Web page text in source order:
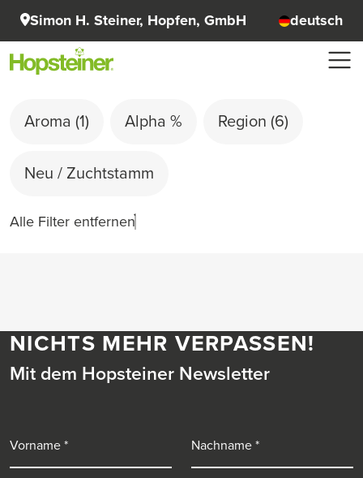
Simon H. Steiner, Hopfen, GmbH deutsch
Aroma (1) Alpha % Region (6)
Neu / Zuchtstamm
Alle Filter entfernen
NICHTS MEHR VERPASSEN!
Mit dem Hopsteiner Newsletter